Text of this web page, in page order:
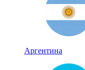
Аргентина